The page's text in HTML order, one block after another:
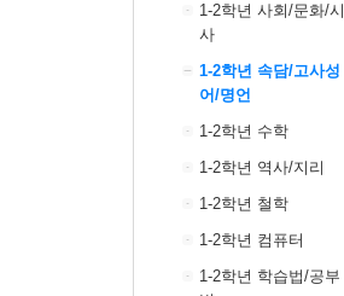
1-2학년 사회/문화/시
사
1-2학년 속담/고사성
어/명언
1-2학년 수학
1-2학년 역사/지리
1-2학년 철학
1-2학년 컴퓨터
1-2학년 학습법/공부